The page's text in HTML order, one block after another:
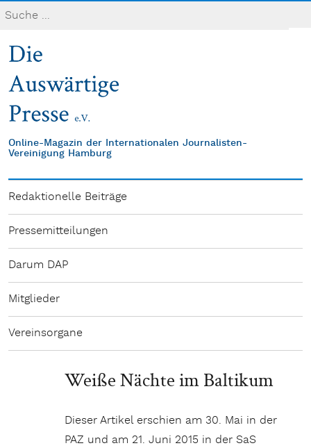
Online-Magazin der Internationalen Journalisten-
Vereinigung Hamburg
Redaktionelle Beiträge
Pressemitteilungen
Darum DAP
Mitglieder
Vereinsorgane
Weiße Nächte im Baltikum
Dieser Artikel erschien am 30. Mai in der
PAZ und am 21. Juni 2015 in der SaS